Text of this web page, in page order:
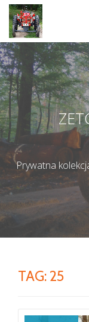
Przeskocz
do
treści
Prywatna
TAG: 25